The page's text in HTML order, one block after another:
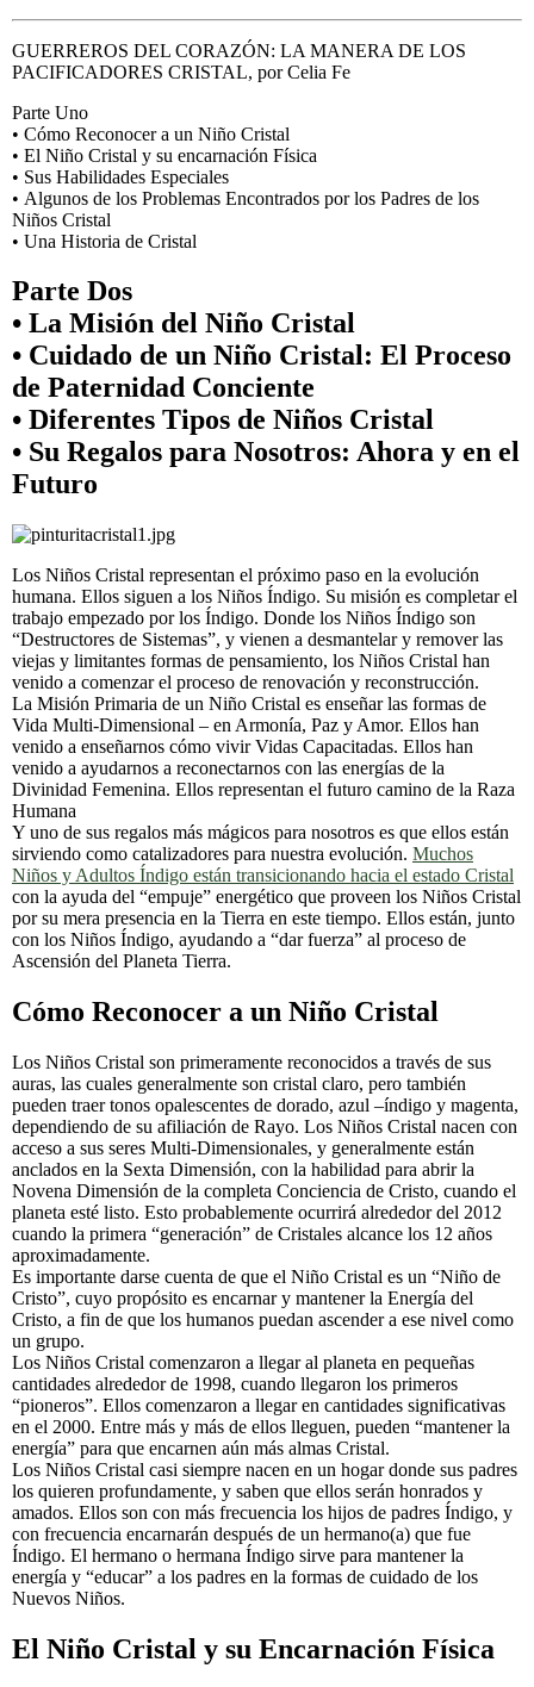
GUERREROS DEL CORAZÓN: LA MANERA DE LOS
PACIFICADORES CRISTAL, por Celia Fe
Parte Uno
• Cómo Reconocer a un Niño Cristal
• El Niño Cristal y su encarnación Física
• Sus Habilidades Especiales
• Algunos de los Problemas Encontrados por los Padres de los
Niños Cristal
• Una Historia de Cristal
Parte Dos
• La Misión del Niño Cristal
• Cuidado de un Niño Cristal: El Proceso
de Paternidad Conciente
• Diferentes Tipos de Niños Cristal
• Su Regalos para Nosotros: Ahora y en el
Futuro
Los Niños Cristal representan el próximo paso en la evolución
humana. Ellos siguen a los Niños Índigo. Su misión es completar el
trabajo empezado por los Índigo. Donde los Niños Índigo son
“Destructores de Sistemas”, y vienen a desmantelar y remover las
viejas y limitantes formas de pensamiento, los Niños Cristal han
venido a comenzar el proceso de renovación y reconstrucción.
La Misión Primaria de un Niño Cristal es enseñar las formas de
Vida Multi-Dimensional – en Armonía, Paz y Amor. Ellos han
venido a enseñarnos cómo vivir Vidas Capacitadas. Ellos han
venido a ayudarnos a reconectarnos con las energías de la
Divinidad Femenina. Ellos representan el futuro camino de la Raza
Humana
Y uno de sus regalos más mágicos para nosotros es que ellos están
sirviendo como catalizadores para nuestra evolución. Muchos
Niños y Adultos Índigo están transicionando hacia el estado Cristal
con la ayuda del “empuje” energético que proveen los Niños Cristal
por su mera presencia en la Tierra en este tiempo. Ellos están, junto
con los Niños Índigo, ayudando a “dar fuerza” al proceso de
Ascensión del Planeta Tierra.
Cómo Reconocer a un Niño Cristal
Los Niños Cristal son primeramente reconocidos a través de sus
auras, las cuales generalmente son cristal claro, pero también
pueden traer tonos opalescentes de dorado, azul –índigo y magenta,
dependiendo de su afiliación de Rayo. Los Niños Cristal nacen con
acceso a sus seres Multi-Dimensionales, y generalmente están
anclados en la Sexta Dimensión, con la habilidad para abrir la
Novena Dimensión de la completa Conciencia de Cristo, cuando el
planeta esté listo. Esto probablemente ocurrirá alrededor del 2012
cuando la primera “generación” de Cristales alcance los 12 años
aproximadamente.
Es importante darse cuenta de que el Niño Cristal es un “Niño de
Cristo”, cuyo propósito es encarnar y mantener la Energía del
Cristo, a fin de que los humanos puedan ascender a ese nivel como
un grupo.
Los Niños Cristal comenzaron a llegar al planeta en pequeñas
cantidades alrededor de 1998, cuando llegaron los primeros
“pioneros”. Ellos comenzaron a llegar en cantidades significativas
en el 2000. Entre más y más de ellos lleguen, pueden “mantener la
energía” para que encarnen aún más almas Cristal.
Los Niños Cristal casi siempre nacen en un hogar donde sus padres
los quieren profundamente, y saben que ellos serán honrados y
amados. Ellos son con más frecuencia los hijos de padres Índigo, y
con frecuencia encarnarán después de un hermano(a) que fue
Índigo. El hermano o hermana Índigo sirve para mantener la
energía y “educar” a los padres en la formas de cuidado de los
Nuevos Niños.
El Niño Cristal y su Encarnación Física